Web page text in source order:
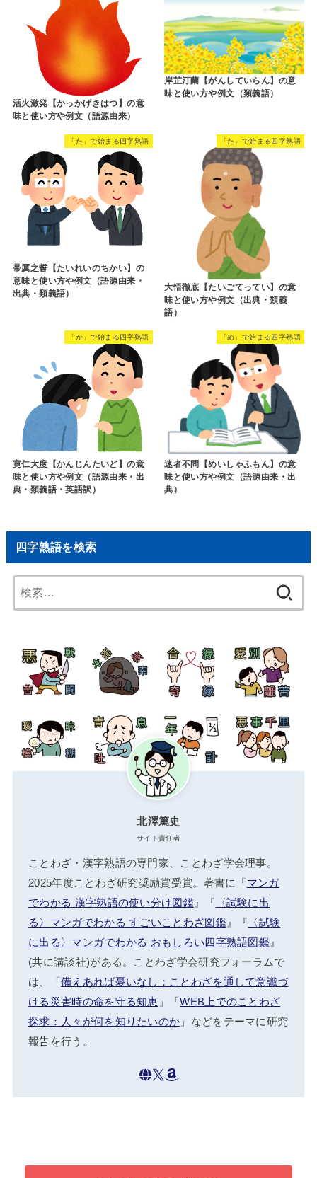
活火激発【かっかげきはつ】の意
味と使い方や例文（語源由来）
岸芷汀蘭【がんしていらん】の意
味と使い方や例文（類義語）
「た」で始まる四字熟語
帯厲之誓【たいれいのちかい】の
意味と使い方や例文（語源由来・
出典・類義語）
「た」で始まる四字熟語
大悟徹底【たいごてってい】の意
味と使い方や例文（出典・類義
語）
「か」で始まる四字熟語
寛仁大度【かんじんたいど】の意
味と使い方や例文（語源由来・出
典・類義語・英語訳）
「め」で始まる四字熟語
迷者不問【めいしゃふもん】の意
味と使い方や例文（語源由来・出
典）
四字熟語を検索
索:
北澤篤史
サイト責任者
ことわざ・漢字熟語の専門家、ことわざ学会理事。
2025年度ことわざ研究奨励賞受賞。著書に『マンガ
でわかる 漢字熟語の使い分け図鑑』『 〈試験に出
る〉マンガでわかる すごいことわざ図鑑』『 〈試験
に出る〉マンガでわかる おもしろい四字熟語図鑑 』
(共に講談社)がある。ことわざ学会研究フォーラムで
は、「備えあれば憂いなし：ことわざを通して意識づ
ける災害時の命を守る知恵 」「WEB上でのことわざ
探求：人々が何を知りたいのか 」などをテーマに研究
報告を行う。